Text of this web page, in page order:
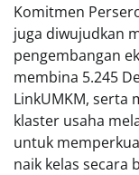
Komitmen
juga diwujudkan
pengembangan
membina 5.245
LinkUMKM, serta
klaster usaha
untuk
naik kelas secara